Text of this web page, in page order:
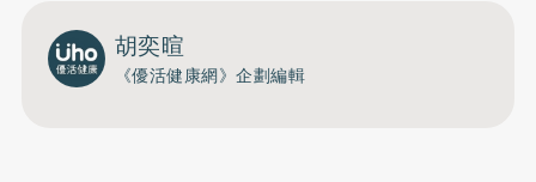
胡奕暄
《優活健康網》企劃編輯